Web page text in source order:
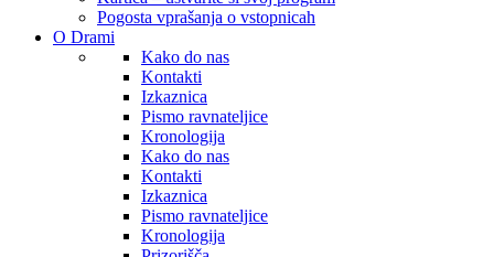
Pogosta vprašanja o vstopnicah
O Drami
Kako do nas
Kontakti
Izkaznica
Pismo ravnateljice
Kronologija
Kako do nas
Kontakti
Izkaznica
Pismo ravnateljice
Kronologija